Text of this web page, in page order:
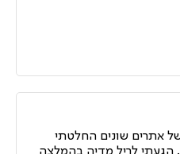
של אתרים שונים החלטתי